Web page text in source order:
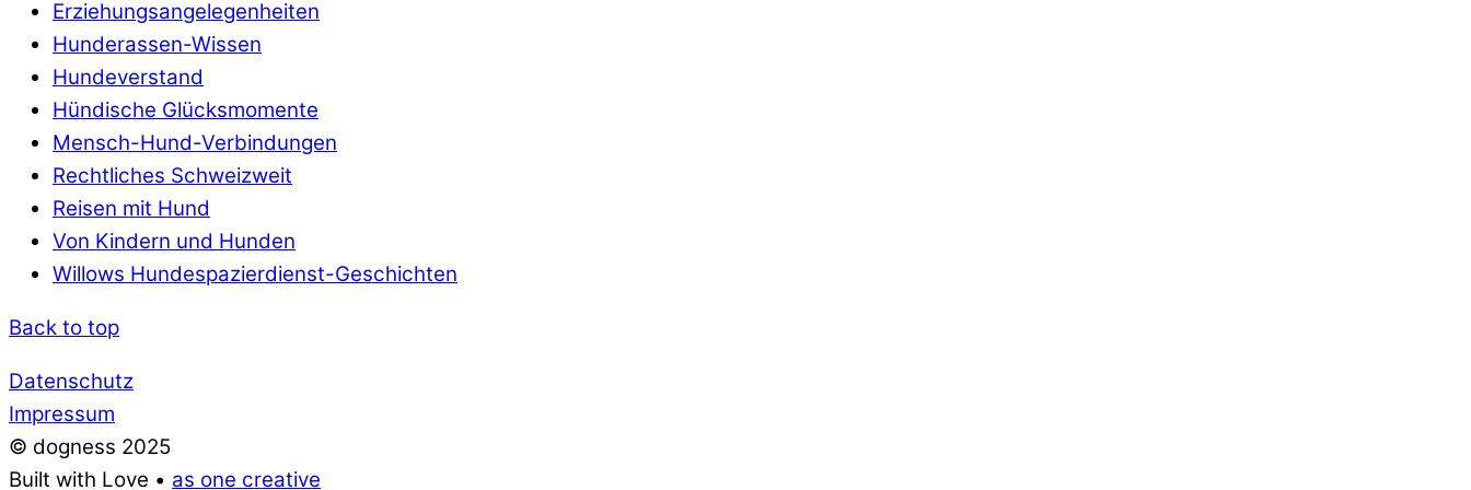
Erziehungsangelegenheiten
Hunderassen-Wissen
Hundeverstand
Hündische Glücksmomente
Mensch-Hund-Verbindungen
Rechtliches Schweizweit
Reisen mit Hund
Von Kindern und Hunden
Willows Hundespazierdienst-Geschichten
Back to top
Datenschutz
Impressum
© dogness 2025
Built with Love • as one creative